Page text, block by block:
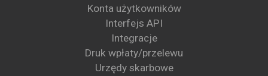
Konta użytkowników
Interfejs API
Integracje
Druk wpłaty/przelewu
Urzędy skarbowe